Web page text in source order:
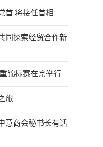
首 将接任首相
同探索经贸合作新
锦标赛在京举行
旅
意商会秘书长有话